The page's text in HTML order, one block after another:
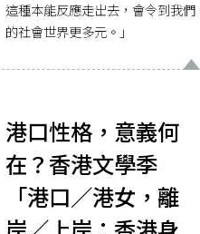
這種本能反應走出去，會令到我們
的社會世界更多元。」
港口性格，意義何
在？香港文學季
「港口／港女，離